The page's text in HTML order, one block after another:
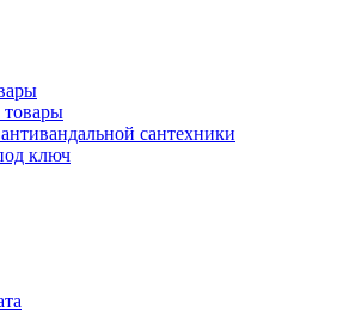
сантехники
ключ